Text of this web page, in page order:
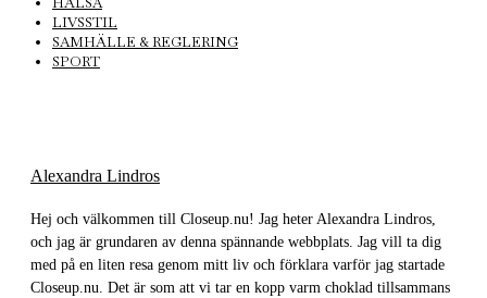
LIVSSTIL
SAMHÄLLE & REGLERING
SPORT
Alexandra Lindros
Hej och välkommen till Closeup.nu! Jag heter Alexandra Lindros,
och jag är grundaren av denna spännande webbplats. Jag vill ta dig
med på en liten resa genom mitt liv och förklara varför jag startade
Closeup.nu. Det är som att vi tar en kopp varm choklad tillsammans